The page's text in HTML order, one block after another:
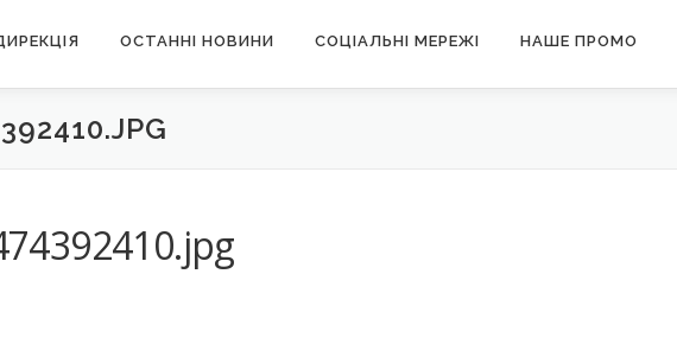
ОСТАННІ НОВИНИ СОЦІАЛЬНІ МЕРЕЖІ НАШЕ ПРОМО